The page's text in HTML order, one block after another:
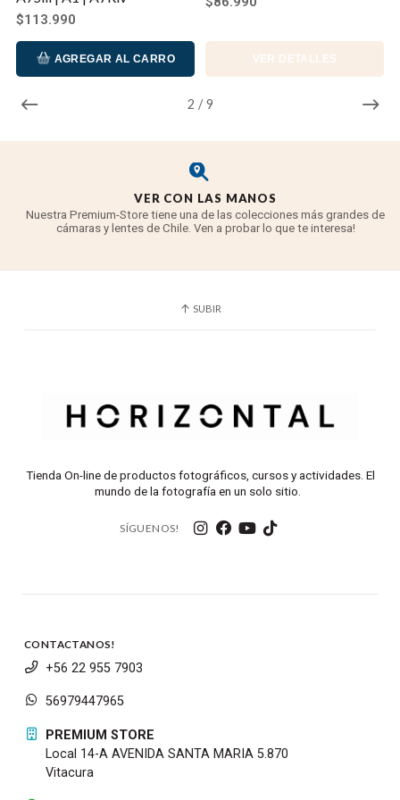
2 / 9
$113.990
AGREGAR AL CARRO VER DETALLES
VER CON LAS MANOS
Nuestra Premium-Store tiene una de las colecciones más grandes de
cámaras y lentes de Chile. Ven a probar lo que te interesa!
SUBIR
Tienda On-line de productos fotográficos, cursos y actividades. El
mundo de la fotografía en un solo sitio.
SÍGUENOS!
CONTACTANOS!
+56 22 955 7903
56979447965
PREMIUM STORE
Local 14-A AVENIDA SANTA MARIA 5.870
Vitacura